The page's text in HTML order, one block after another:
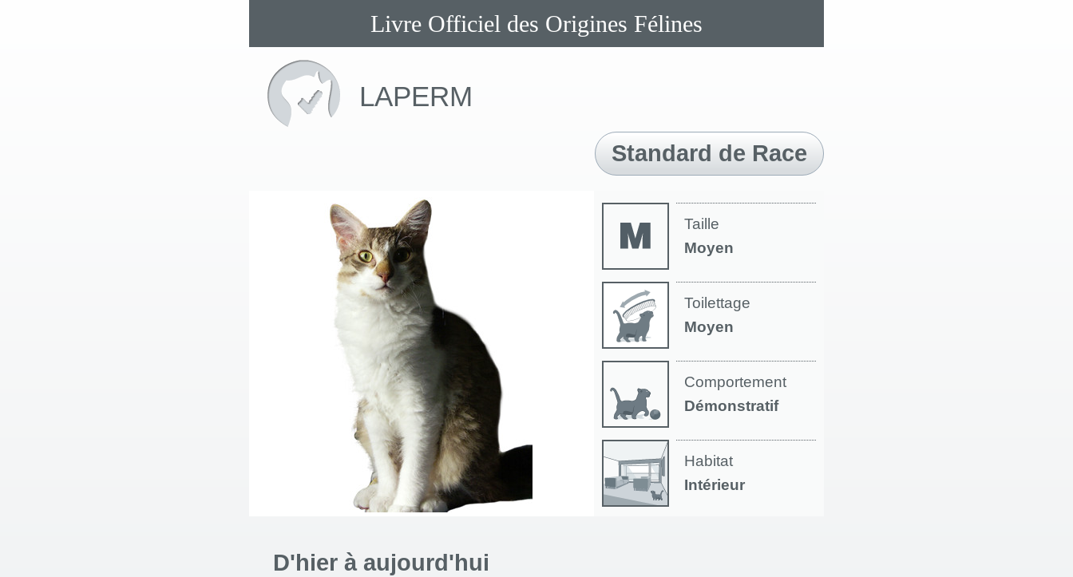
Livre Officiel des Origines Félines
LAPERM
Standard de Race
Taille
Moyen
Toilettage
Moyen
Comportement
Démonstratif
Habitat
Intérieur
D'hier à aujourd'hui